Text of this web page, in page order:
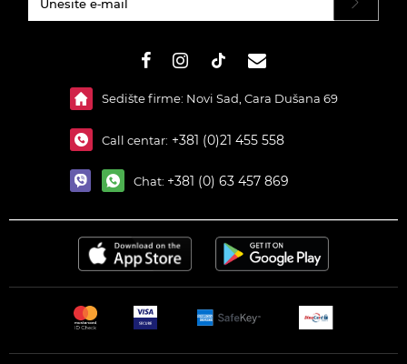
Sedište firme: Novi Sad, Cara Dušana 69
Call centar: +381 (0)21 455 558
Chat: +381 (0) 63 457 869